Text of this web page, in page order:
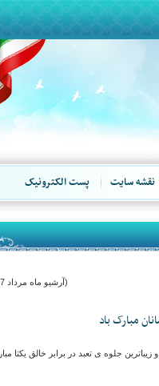
سایت پست الکترونیک
(آرشیو ماه مرداد 1397)
مبارک باد
جلوه ی تعبد در برابر خالق یکتا مبارك